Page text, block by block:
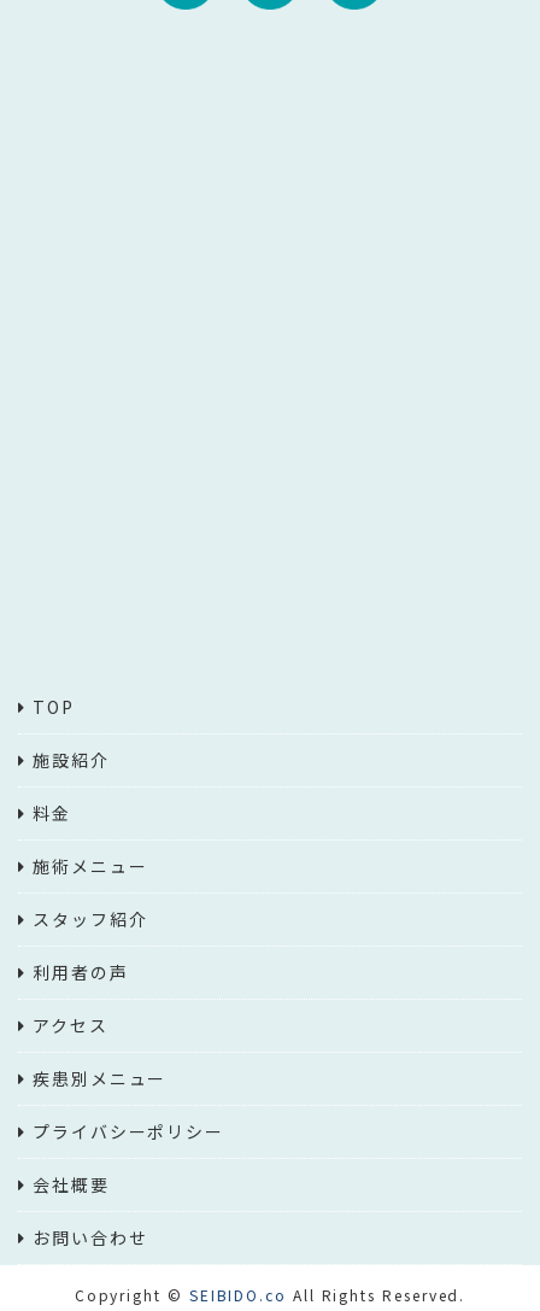
TOP
施設紹介
料金
施術メニュー
スタッフ紹介
利用者の声
アクセス
疾患別メニュー
プライバシーポリシー
会社概要
お問い合わせ
Copyright © SEIBIDO.co All Rights Reserved.